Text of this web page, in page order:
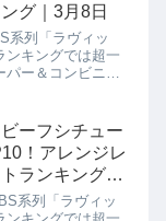
グ｜3月8日
系列「ラヴィッ
ンキングでは超一
パー＆コンビニで
品が決定したので
さらに後...
ーフシチュー
！アレンジレ
ランキング｜
系列「ラヴィッ